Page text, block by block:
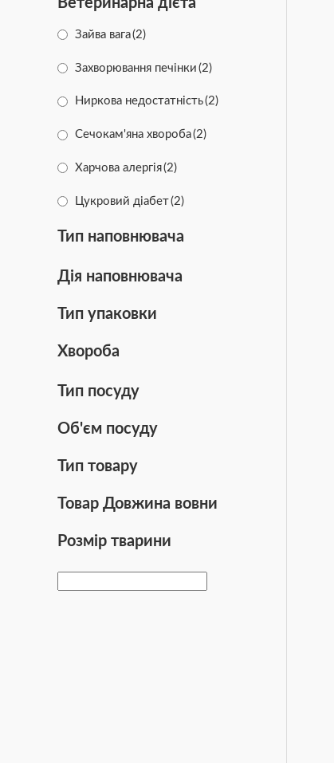
Зайва вага(2)
Захворювання печінки (2)
Ниркова недостатність(2)
Сечокам'яна хвороба(2)
Харчова алергія(2)
Цукровий діабет(2)
Тип наповнювача
Дія наповнювача
Тип упаковки
Хвороба
Тип посуду
Об'єм посуду
Тип товару
Товар Довжина вовни
Розмір тварини